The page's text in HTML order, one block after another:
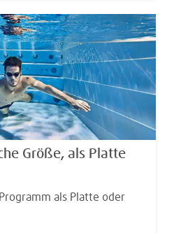
Größe, als Platte
als Platte oder